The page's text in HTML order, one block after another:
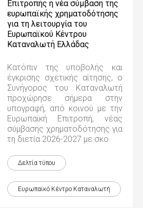
Επιτροπής η νέα σύμβαση της
ευρωπαϊκής χρηματοδότησης
για τη λειτουργία του
Ευρωπαϊκού Κέντρου
Καταναλωτή Ελλάδας
Κατόπιν της υποβολής και
έγκρισης σχετικής αίτησης, ο
Συνήγορος του Καταναλωτή
προχώρησε σήμερα στην
υπογραφή, από κοινού με την
Ευρωπαϊκή Επιτροπή, νέας
σύμβασης χρηματοδότησης για
τη διετία 2026-2027 με σκο
Δελτία τύπου
Ευρωπαϊκό Κέντρο Καταναλωτή